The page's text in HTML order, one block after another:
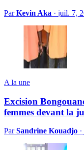
ParKevin Aka · juil. 7,
A la une
Excision
femmes devant la
ParSandrine Kouadjo ·